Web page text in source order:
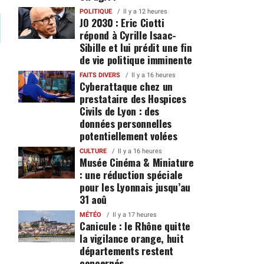
POLITIQUE Il y a 12 heures
JO 2030 : Eric Ciotti
répond à Cyrille Isaac-
Sibille et lui prédit une fin
de vie politique imminente
FAITS DIVERS Il y a 16 heures
Cyberattaque chez un
prestataire des Hospices
Civils de Lyon : des
données personnelles
potentiellement volées
CULTURE Il y a 16 heures
Musée Cinéma & Miniature
: une réduction spéciale
pour les Lyonnais jusqu’au
31 aoû
MÉTÉO Il y a 17 heures
Canicule : le Rhône quitte
la vigilance orange, huit
départements restent